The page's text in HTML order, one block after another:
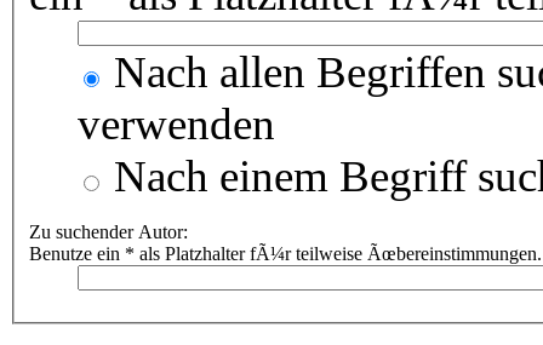
Nach allen Begriffen
verwenden
Nach einem Begriff
Zu suchender Autor:
Benutze ein * als Platzhalter fÃ¼r teilweise Ãœbereinstimmungen.